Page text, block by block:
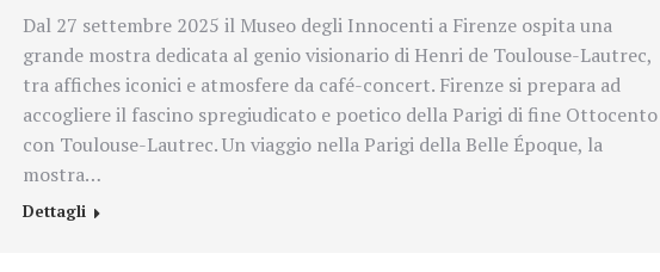
Dal 27 settembre 2025 il Museo degli Innocenti a Firenze ospita una
grande mostra dedicata al genio visionario di Henri de Toulouse-Lautrec,
tra affiches iconici e atmosfere da café-concert. Firenze si prepara ad
accogliere il fascino spregiudicato e poetico della Parigi di fine Ottocento
con Toulouse-Lautrec. Un viaggio nella Parigi della Belle Époque, la
mostra…
Dettagli